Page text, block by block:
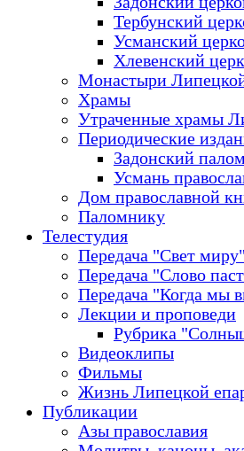
Тербунский
Усманский
Хлевенский
Монастыри
Храмы
Утраченные храмы
Периодические
Задонский
Усмань
Дом православной
Паломнику
Телестудия
Передача "Свет миру"
Передача "Слово
Передача "Когда мы
Лекции и проповеди
Рубрика
Видеоклипы
Фильмы
Жизнь Липецкой
Публикации
Азы православия